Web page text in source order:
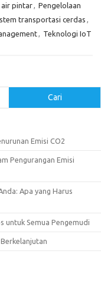
air pintar, Pengelolaan
transportasi cerdas ,
, Teknologi IoT
Cari
Emisi CO2
Pengurangan Emisi
Apa yang Harus
untuk Semua Pengemudi